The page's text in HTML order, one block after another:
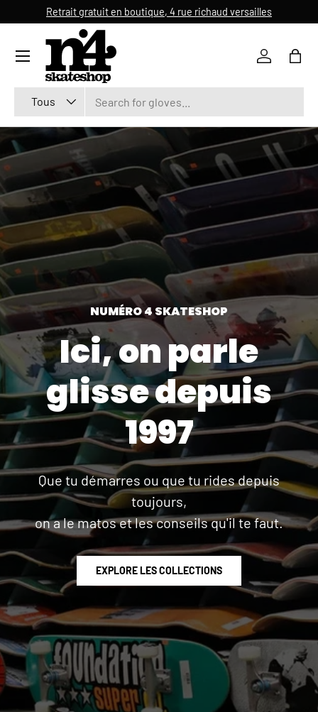
ALLER AU CONTENU
Retrait gratuit en boutique, 4 rue richaud versailles
Tous
Se
NUMÉRO 4 SKATESHOP
Ici, on parle
glisse depuis
1997
Que tu démarres ou que tu rides depuis
toujours,
on a le matos et les conseils qu'il te faut.
EXPLORE LES COLLECTIONS